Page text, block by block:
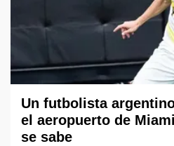
Un futbolista
el aeropuerto de
se sabe